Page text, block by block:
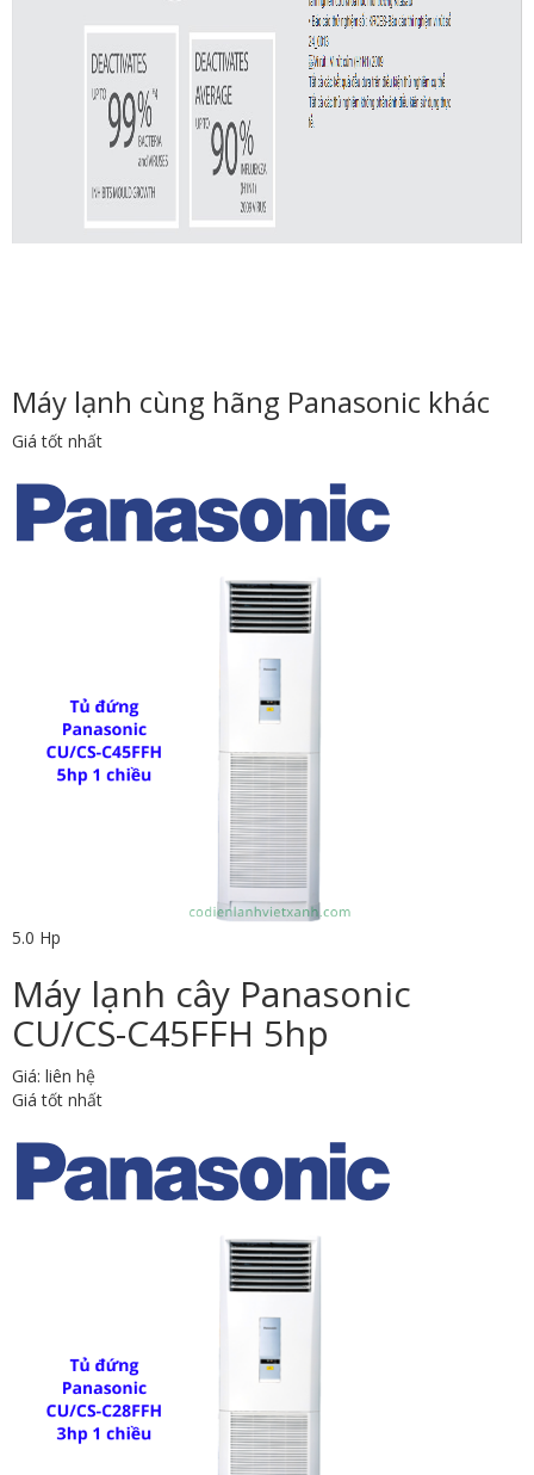
Máy lạnh cùng hãng Panasonic khác
Giá tốt nhất
5.0 Hp
Máy lạnh cây Panasonic
CU/CS-C45FFH 5hp
Giá: liên hệ
Giá tốt nhất